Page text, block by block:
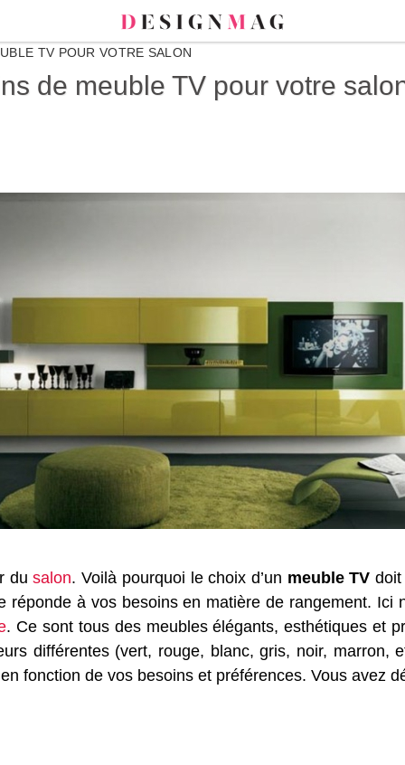
TV POUR VOTRE SALON
de meuble TV pour votre
dusalon. Voilà pourquoi le choix d’un meuble TV
réponde à vos besoins en matière de rangement. Ici
. Ce sont tous des meubles élégants, esthétiques et
différentes (vert, rouge, blanc, gris, noir, marron,
fonction de vos besoins et préférences. Vous avez